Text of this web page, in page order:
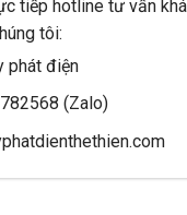
tiếp hotline tư vấn
tôi:
phát điện
(Zalo)